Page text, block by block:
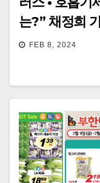
는?” 채정희
FEB 8, 2024